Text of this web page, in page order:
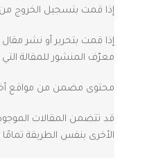
إذا قمت بتسجيل الخروج من
إذا قمت بتحرير أو نشر
معرّف المنشور للمقالة التي
محتوى مضمن من مواقع
قد تتضمن المقالات
الأخرى بنفس الطريقة تمامًا